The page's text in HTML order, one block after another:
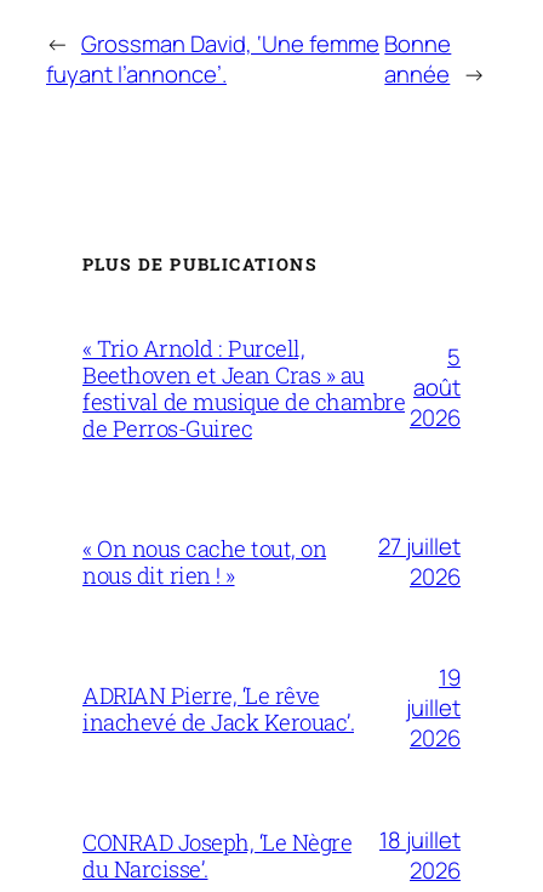
← Grossman David, ‘Une femme
fuyant l’annonce’.
Bonne
année →
PLUS DE PUBLICATIONS
« Trio Arnold : Purcell,
Beethoven et Jean Cras » au
festival de musique de chambre
de Perros-Guirec
5
août
2026
« On nous cache tout, on
nous dit rien ! »
27 juillet
2026
ADRIAN Pierre, ‘Le rêve
inachevé de Jack Kerouac’.
19
juillet
2026
CONRAD Joseph, ‘Le Nègre
du Narcisse’.
18 juillet
2026